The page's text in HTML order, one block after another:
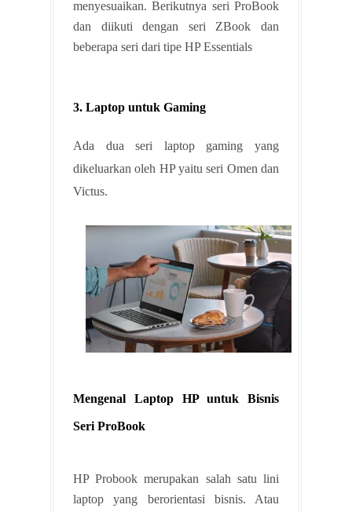
menyesuaikan. Berikutnya seri ProBook
dan diikuti dengan seri ZBook dan
beberapa seri dari tipe HP Essentials
3. Laptop untuk Gaming
Ada dua seri laptop gaming yang
dikeluarkan oleh HP yaitu seri Omen dan
Victus.
Mengenal Laptop HP untuk Bisnis
Seri ProBook
HP Probook merupakan salah satu lini
laptop yang berorientasi bisnis. Atau